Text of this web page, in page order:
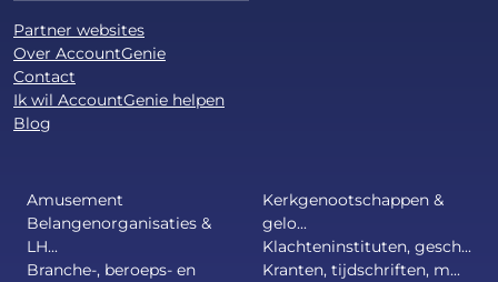
Partner websites
Over AccountGenie
Contact
Ik wil AccountGenie helpen
Blog
Amusement
Belangenorganisaties &
LH...
Branche-, beroeps- en
Kerkgenootschappen &
gelo...
Klachteninstituten, gesch...
Kranten, tijdschriften, m...